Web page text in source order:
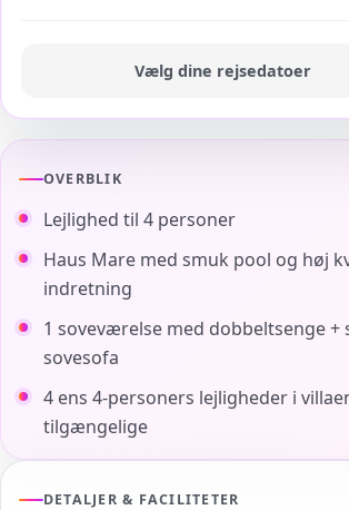
OVERBLIK
Lejlighed til 4 personer
Haus Mare med smuk pool og høj
indretning
1 soveværelse med dobbeltsenge +
sovesofa
4 ens 4-personers lejligheder i
tilgængelige
DETALJER & FACILITETER
Vælg dine rejsedatoer